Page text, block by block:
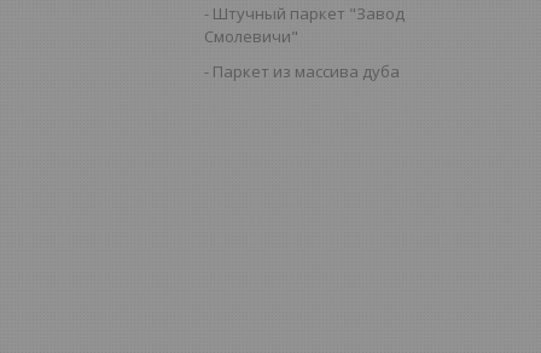
Штучный паркет "Завод
Смолевичи"
Паркет из массива дуба